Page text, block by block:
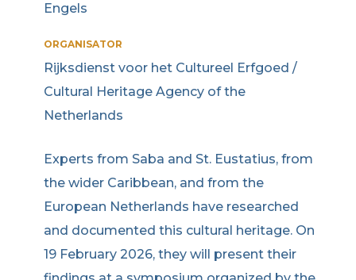
Engels
ORGANISATOR
Rijksdienst voor het Cultureel Erfgoed /
Cultural Heritage Agency of the
Netherlands
Experts from Saba and St. Eustatius, from
the wider Caribbean, and from the
European Netherlands have researched
and documented this cultural heritage. On
19 February 2026, they will present their